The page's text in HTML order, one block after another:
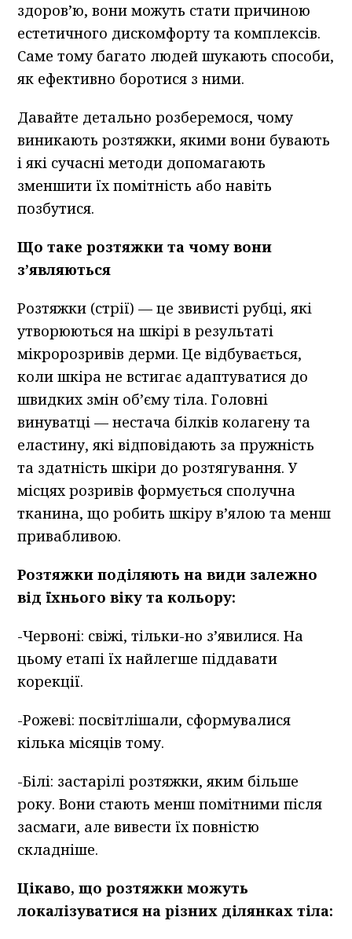
здоров’ю, вони можуть стати причиною
естетичного дискомфорту та комплексів.
Саме тому багато людей шукають способи,
як ефективно боротися з ними.
Давайте детально розберемося, чому
виникають розтяжки, якими вони бувають
і які сучасні методи допомагають
зменшити їх помітність або навіть
позбутися.
Що таке розтяжки та чому вони
з’являються
Розтяжки (стрії) — це звивисті рубці, які
утворюються на шкірі в результаті
мікророзривів дерми. Це відбувається,
коли шкіра не встигає адаптуватися до
швидких змін об’єму тіла. Головні
винуватці — нестача білків колагену та
еластину, які відповідають за пружність
та здатність шкіри до розтягування. У
місцях розривів формується сполучна
тканина, що робить шкіру в’ялою та менш
привабливою.
Розтяжки поділяють на види залежно
від їхнього віку та кольору:
-Червоні: свіжі, тільки-но з’явилися. На
цьому етапі їх найлегше піддавати
корекції.
-Рожеві: посвітлішали, сформувалися
кілька місяців тому.
-Білі: застарілі розтяжки, яким більше
року. Вони стають менш помітними після
засмаги, але вивести їх повністю
складніше.
Цікаво, що розтяжки можуть
локалізуватися на різних ділянках тіла: